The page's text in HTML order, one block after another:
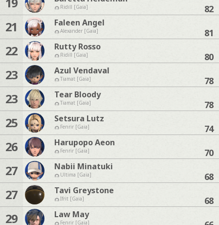
Ridill [Gaia] 82
21 Faleen Angel
Alexander [Gaia] 81
22 Rutty Rosso
Ridill [Gaia] 80
23 Azul Vendaval
Tiamat [Gaia] 78
23 Tear Bloody
Tiamat [Gaia] 78
25 Setsura Lutz
Fenrir [Gaia] 74
26 Harupopo Aeon
Fenrir [Gaia] 70
27 Nabii Minatuki
Ultima [Gaia] 68
27 Tavi Greystone
Ifrit [Gaia] 68
29 Law May
Fenrir [Gaia]